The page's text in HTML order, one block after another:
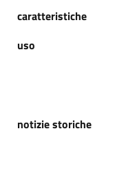
caratteristiche
uso
notizie storiche